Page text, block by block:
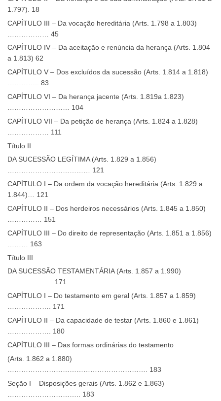
1.797). 18
CAPÍTULO III – Da vocação hereditária (Arts. 1.798 a 1.803)
……………… 45
CAPÍTULO IV – Da aceitação e renúncia da herança (Arts. 1.804
a 1.813) 62
CAPÍTULO V – Dos excluídos da sucessão (Arts. 1.814 a 1.818)
………….. 83
CAPÍTULO VI – Da herança jacente (Arts. 1.819a 1.823)
……………………… 104
CAPÍTULO VII – Da petição de herança (Arts. 1.824 a 1.828)
……………… 111
Título II
DA SUCESSÃO LEGÍTIMA (Arts. 1.829 a 1.856)
……………………………… 121
CAPÍTULO I – Da ordem da vocação hereditária (Arts. 1.829 a
1.844)… 121
CAPÍTULO II – Dos herdeiros necessários (Arts. 1.845 a 1.850)
…………… 151
CAPÍTULO III – Do direito de representação (Arts. 1.851 a 1.856)
……… 163
Título III
DA SUCESSÃO TESTAMENTÁRIA (Arts. 1.857 a 1.990)
……………….. 171
CAPÍTULO I – Do testamento em geral (Arts. 1.857 a 1.859)
………………. 171
CAPÍTULO II – Da capacidade de testar (Arts. 1.860 e 1.861)
………………. 180
CAPÍTULO III – Das formas ordinárias do testamento
(Arts. 1.862 a 1.880)
……………………………………………………. 183
Seção I – Disposições gerais (Arts. 1.862 e 1.863)
………………………….. 183